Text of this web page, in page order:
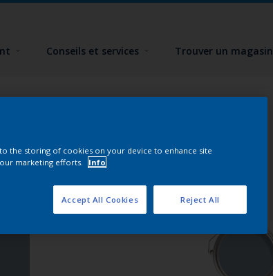
Conseils et services Trouver un magasin
to the storing of cookies on your device to enhance site
our marketing efforts.
Info
Reject All
Accept All Cookies